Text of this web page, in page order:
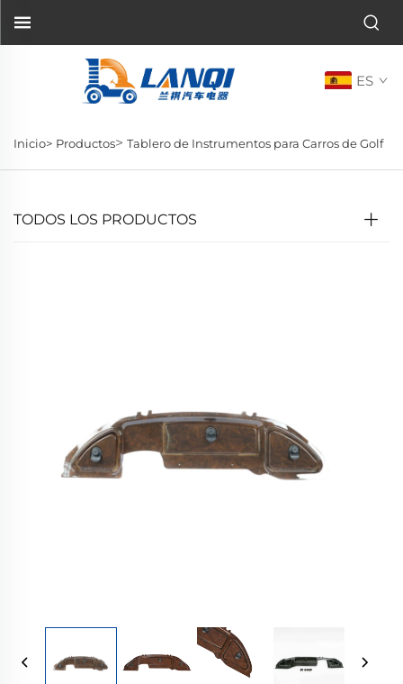
ES
Inicio> Productos> Tablero de Instrumentos para Carros de Golf
TODOS LOS PRODUCTOS